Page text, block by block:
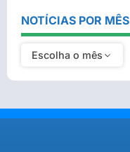
NOTÍCIAS POR MÊS
Escolha o mês